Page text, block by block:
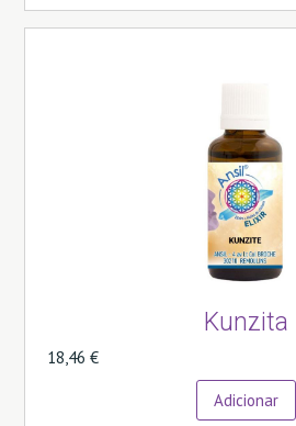
Kunzita
18,46 €
Adicionar